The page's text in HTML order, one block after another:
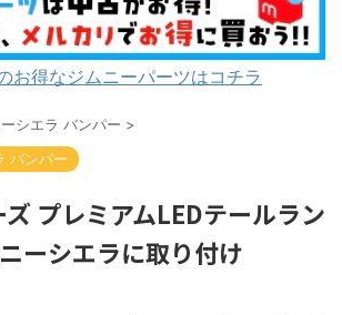
お得なジムニーパーツはコチラ
シエラ バンパー >
バンパー
プレミアムLEDテールラン
ーシエラに取り付け